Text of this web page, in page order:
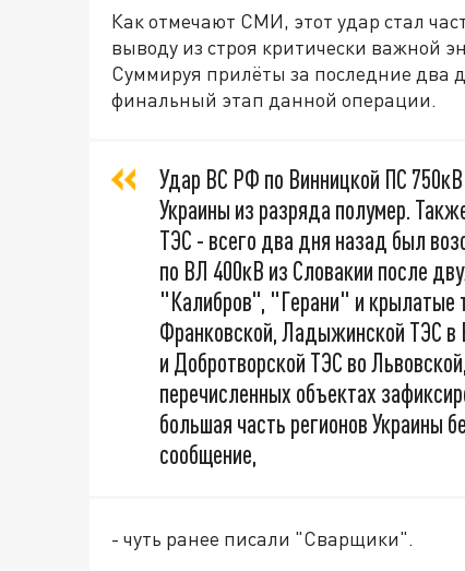
Как отмечают СМИ, этот удар стал
выводу из строя критически важной
Суммируя прилёты за последние два
финальный этап данной операции.
Удар ВС РФ по Винницкой ПС
Украины из разряда полумер.
ТЭС - всего два дня назад был
по ВЛ 400кВ из Словакии после
"Калибров", "Герани" и крылатые
Франковской, Ладыжинской ТЭС в
и Добротворской ТЭС во
перечисленных объектах
большая часть регионов Украины
сообщение,
- чуть ранее писали "Сварщики".